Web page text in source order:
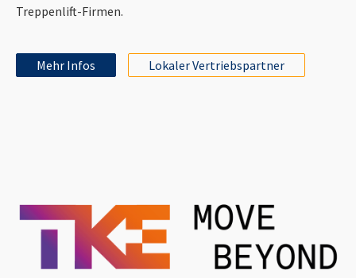
Treppenlift-Firmen.
Mehr Infos Lokaler Vertriebspartner